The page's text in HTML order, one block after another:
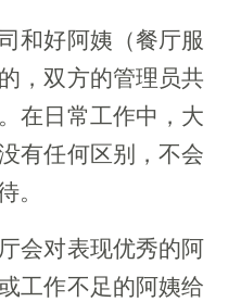
和好阿姨（餐厅服
，双方的管理员共
在日常工作中，大
有任何区别，不会
。
会对表现优秀的阿
工作不足的阿姨给